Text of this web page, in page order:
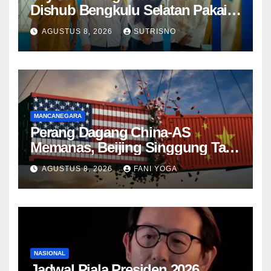
Dishub Bengkulu Selatan Pakai
QR Code untuk Lapor Rambu
Rusak hingga Parkir Liar
AGUSTUS 8, 2026 SUTRISNO
MANCANEGARA
Perang Dagang China-AS
Memanas, Beijing Singgung Tarif
Trump dan Penyelidikan
Keamanan Nasional
AGUSTUS 8, 2026 FANI YOGA
NASIONAL